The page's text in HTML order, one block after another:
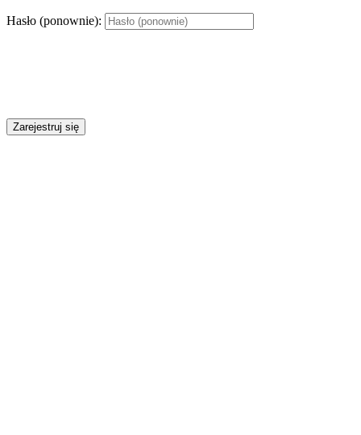
Hasło (ponownie):
Zarejestruj się